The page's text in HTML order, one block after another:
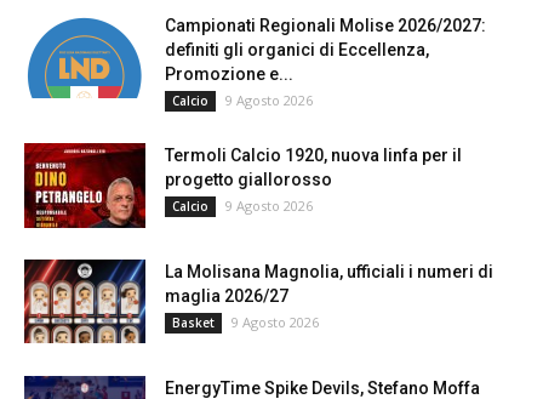
Campionati Regionali Molise 2026/2027:
definiti gli organici di Eccellenza,
Promozione e...
Calcio 9 Agosto 2026
Termoli Calcio 1920, nuova linfa per il
progetto giallorosso
Calcio 9 Agosto 2026
La Molisana Magnolia, ufficiali i numeri di
maglia 2026/27
Basket 9 Agosto 2026
EnergyTime Spike Devils, Stefano Moffa